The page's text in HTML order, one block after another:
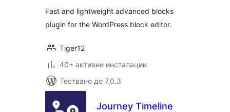
Fast and lightweight advanced blocks
plugin for the WordPress block editor.
Tiger12
40+ активни инсталации
Тествано до 7.0.3
Journey Timeline